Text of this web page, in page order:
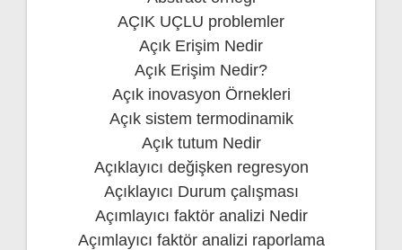
AÇIK UÇLU problemler
Açık Erişim Nedir
Açık Erişim Nedir?
Açık inovasyon Örnekleri
Açık sistem termodinamik
Açık tutum Nedir
Açıklayıcı değişken regresyon
Açıklayıcı Durum çalışması
Açımlayıcı faktör analizi Nedir
Açımlayıcı faktör analizi raporlama